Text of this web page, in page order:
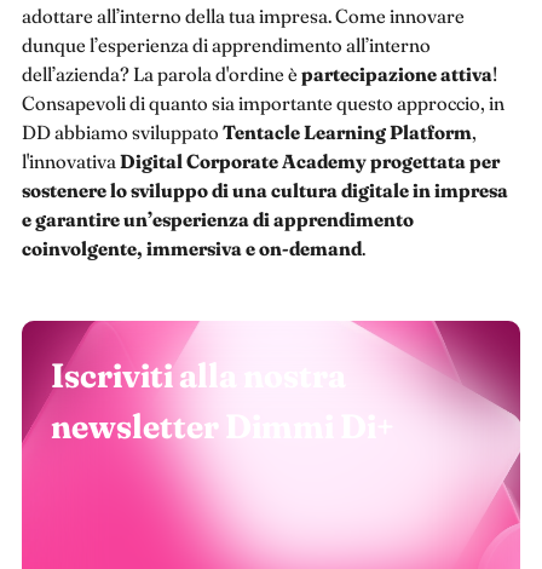
adottare all’interno della tua impresa. Come innovare
dunque l’esperienza di apprendimento all’interno
dell’azienda? La parola d'ordine è partecipazione attiva!
Consapevoli di quanto sia importante questo approccio, in
DD abbiamo sviluppato Tentacle Learning Platform,
l'innovativa Digital Corporate Academyprogettata per
sostenere lo sviluppo di una cultura digitale in impresa
e garantire un’esperienza di apprendimento
coinvolgente, immersiva e on-demand.
Iscriviti alla nostra
newsletter Dimmi Di+